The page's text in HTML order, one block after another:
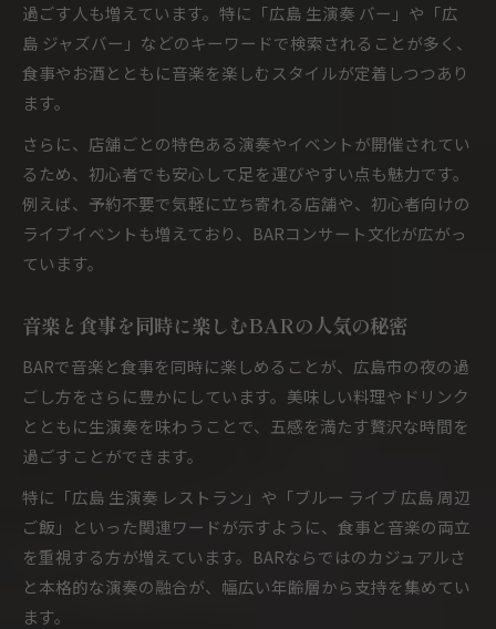
過ごす人も増えています。特に「広島 生演奏 バー」や「広
島 ジャズバー」などのキーワードで検索されることが多く、
食事やお酒とともに音楽を楽しむスタイルが定着しつつあり
ます。
さらに、店舗ごとの特色ある演奏やイベントが開催されてい
るため、初心者でも安心して足を運びやすい点も魅力です。
例えば、予約不要で気軽に立ち寄れる店舗や、初心者向けの
ライブイベントも増えており、BARコンサート文化が広がっ
ています。
音楽と食事を同時に楽しむBARの人気の秘密
BARで音楽と食事を同時に楽しめることが、広島市の夜の過
ごし方をさらに豊かにしています。美味しい料理やドリンク
とともに生演奏を味わうことで、五感を満たす贅沢な時間を
過ごすことができます。
特に「広島 生演奏 レストラン」や「ブルー ライブ 広島 周辺
ご飯」といった関連ワードが示すように、食事と音楽の両立
を重視する方が増えています。BARならではのカジュアルさ
と本格的な演奏の融合が、幅広い年齢層から支持を集めてい
ます。